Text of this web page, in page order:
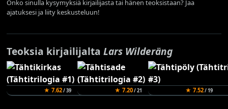
Onko sinulla kysymyksiä kirjailijasta tai hänen teoksistaan? Jaa
ajatuksesi ja liity keskusteluun!
Teoksia kirjailijaltaLars Wilderäng
★ 7.62/ 39 ★ 7.20/ 21 ★ 7.52/ 19